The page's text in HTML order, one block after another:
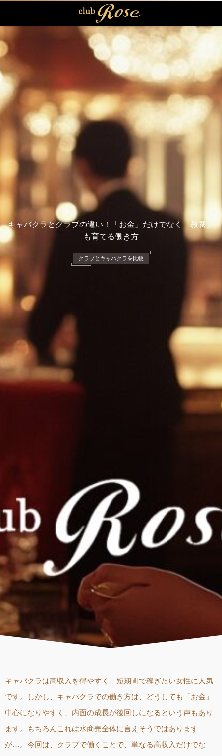
キャバクラとクラブの違い！「お金」だけでなく「教養」
も育てる働き方
クラブとキャバクラを比較
キャバクラは高収入を得やすく、短期間で稼ぎたい女性に人気
です。しかし、キャバクラでの働き方は、どうしても「お金」
中心になりやすく、内面の成長が後回しになるという声もあり
ます。もちろんこれは水商売全体に言えそうではあります
が…。今回は、クラブで働くことで、単なる高収入だけでな